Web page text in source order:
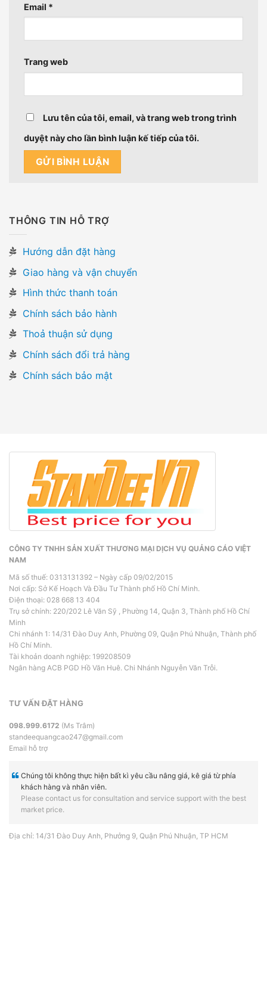
Email *
Trang web
Lưu tên của tôi, email, và trang web trong trình
duyệt này cho lần bình luận kế tiếp của tôi.
THÔNG TIN HỖ TRỢ
Hướng dẫn đặt hàng
Giao hàng và vận chuyển
Hình thức thanh toán
Chính sách bảo hành
Thoả thuận sử dụng
Chính sách đổi trả hàng
Chính sách bảo mật
CÔNG TY TNHH SẢN XUẤT THƯƠNG MẠI DỊCH VỤ QUẢNG CÁO VIỆT
NAM
Mã số thuế: 0313131392 – Ngày cấp 09/02/2015
Nơi cấp: Sở Kế Hoạch Và Đầu Tư Thành phố Hồ Chí Minh.
Điện thoại: 028 668 13 404
Trụ sở chính: 220/202 Lê Văn Sỹ , Phường 14, Quận 3, Thành phố Hồ Chí
Minh
Chi nhánh 1: 14/31 Đào Duy Anh, Phường 09, Quận Phú Nhuận, Thành phố
Hồ Chí Minh.
Tài khoản doanh nghiệp: 199208509
Ngân hàng ACB PGD Hồ Văn Huê. Chi Nhánh Nguyễn Văn Trỗi.
TƯ VẤN ĐẶT HÀNG
098.999.6172 (Ms Trâm)
standeequangcao247@gmail.com
Email hỗ trợ
Chúng tôi không thực hiện bất kì yêu cầu nâng giá, kê giá từ phía
khách hàng và nhân viên.
Please contact us for consultation and service support with the best
market price.
Địa chỉ: 14/31 Đào Duy Anh, Phưởng 9, Quận Phú Nhuận, TP HCM